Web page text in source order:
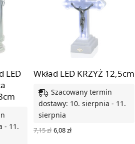
LED
- 11.
Wkład LED KRZYŻ 12,5cm
Szacowany termin
dostawy: 10. sierpnia - 11.
sierpnia
7,15zł Pierwotna
cena
6,08złAktualna